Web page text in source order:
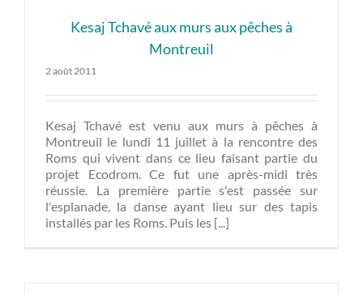
Kesaj Tchavé aux murs aux pêches à
Montreuil
2 août 2011
Kesaj Tchavé est venu aux murs à pêches à
Montreuil le lundi 11 juillet à la rencontre des
Roms qui vivent dans ce lieu faisant partie du
projet Ecodrom. Ce fut une après-midi très
réussie. La première partie s'est passée sur
l'esplanade, la danse ayant lieu sur des tapis
installés par les Roms. Puis les [...]